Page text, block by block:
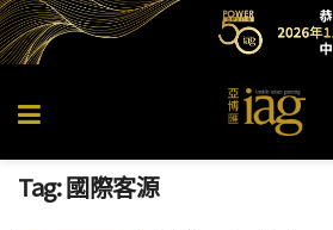
Tag:國際客源